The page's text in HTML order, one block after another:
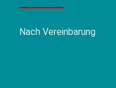
Nach Vereinbarung